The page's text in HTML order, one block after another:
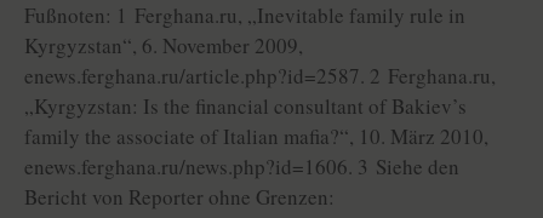
Fußnoten: 1 Ferghana.ru, „Inevitable family rule in
Kyrgyzstan“, 6. November 2009,
enews.ferghana.ru/article.php?id=2587. 2 Ferghana.ru,
„Kyrgyzstan: Is the financial consultant of Bakiev’s
family the associate of Italian mafia?“, 10. März 2010,
enews.ferghana.ru/news.php?id=1606. 3 Siehe den
Bericht von Reporter ohne Grenzen: